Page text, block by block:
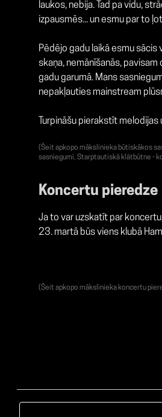
laukos, nebija. Tad pa vidu,
izpausmēs... un esmu par to
Pēdējo gadu laikā esmu
skaņa, nemānīšanās,
gadu garumā. Mans
nepakļauties mainstream
Turpināšu pierakstīt melodijas
(Šeit apkopo mākslinieka būtiskākos
sasniegumi, Starptautiskā klātbūtne -
Koncertu pieredze
Ja to var uzskatīt par
23. martā būs viens klubā
(Šeit apkopo mākslinieka koncertu